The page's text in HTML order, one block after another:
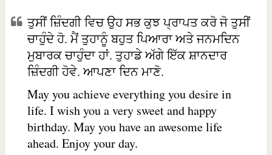
ਤੁਸੀਂ ਜ਼ਿੰਦਗੀ ਵਿਚ ਉਹ ਸਭ ਕੁਝ ਪ੍ਰਾਪਤ ਕਰੋ ਜੋ ਤੁਸੀਂ
ਚਾਹੁੰਦੇ ਹੋ. ਮੈਂ ਤੁਹਾਨੂੰ ਬਹੁਤ ਪਿਆਰਾ ਅਤੇ ਜਨਮਦਿਨ
ਮੁਬਾਰਕ ਚਾਹੁੰਦਾ ਹਾਂ. ਤੁਹਾਡੇ ਅੱਗੇ ਇੱਕ ਸ਼ਾਨਦਾਰ
ਜ਼ਿੰਦਗੀ ਹੋਵੇ. ਆਪਣਾ ਦਿਨ ਮਾਣੋ.
May you achieve everything you desire in
life. I wish you a very sweet and happy
birthday. May you have an awesome life
ahead. Enjoy your day.